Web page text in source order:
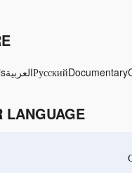
العربيةРусскийDocumentary
LANGUAGE